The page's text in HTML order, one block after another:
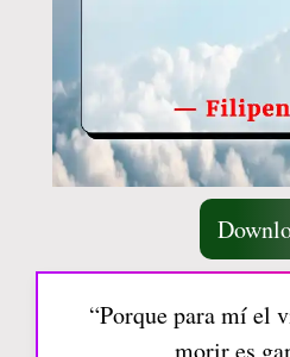
“Porque para mí el
morir es